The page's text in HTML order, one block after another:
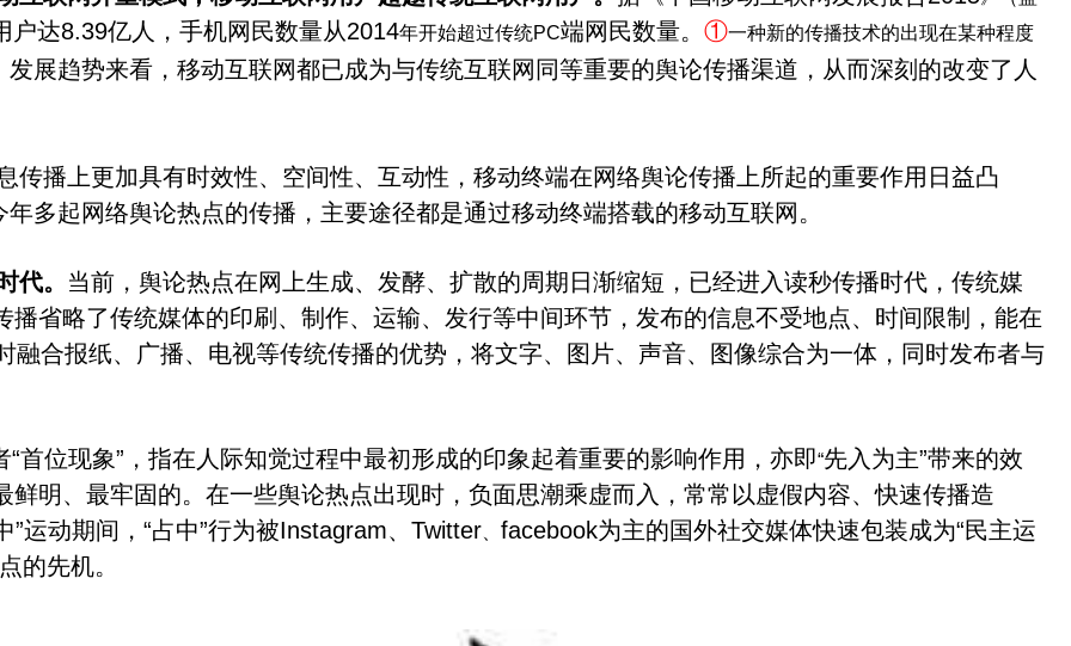
户达8.39亿人，手机网民数量从2014年开始超过传统PC端网民数量。 ①一种新的传播技术的出现在某种程度
展趋势来看，移动互联网都已成为与传统互联网同等重要的舆论传播渠道，从而深刻的改变了人
传播上更加具有时效性、空间性、互动性，移动终端在网络舆论传播上所起的重要作用日益凸
多起网络舆论热点的传播，主要途径都是通过移动终端搭载的移动互联网。
代。 当前，舆论热点在网上生成、发酵、扩散的周期日渐缩短，已经进入读秒传播时代，传统媒
播省略了传统媒体的印刷、制作、运输、发行等中间环节，发布的信息不受地点、时间限制，能在
融合报纸、广播、电视等传统传播的优势，将文字、图片、声音、图像综合为一体，同时发布者与
“首位现象” ，指在人际知觉过程中最初形成的印象起着重要的影响作用，亦即“先入为主”带来的效
明、最牢固的。在一些舆论热点出现时，负面思潮乘虚而入，常常以虚假内容、快速传播造
”运动期间， “占中”行为被Instagram、 Twitter facebook为主的国外社交媒体快速包装成为“民主运
的先机。